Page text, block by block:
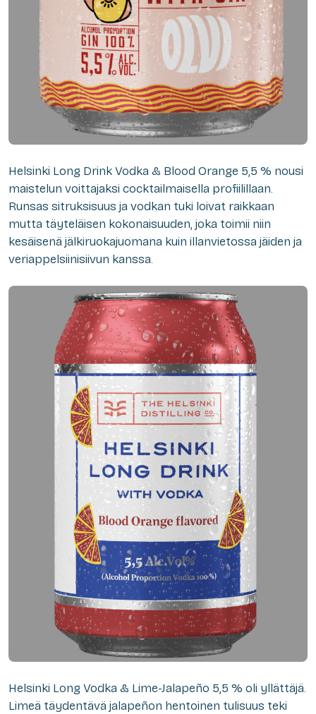
Helsinki Long Drink Vodka & Blood Orange 5,5 % nousi
maistelun voittajaksi cocktailmaisella profiilillaan.
Runsas sitruksisuus ja vodkan tuki loivat raikkaan
mutta täyteläisen kokonaisuuden, joka toimii niin
kesäisenä jälkiruokajuomana kuin illanvietossa jäiden ja
veriappelsiinisiivun kanssa.
Helsinki Long Vodka & Lime-Jalapeño 5,5 % oli yllättäjä.
Limeä täydentävä jalapeñon hentoinen tulisuus teki